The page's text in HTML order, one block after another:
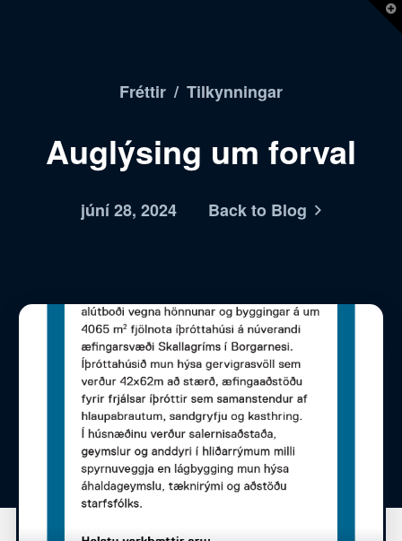
Fréttir / Tilkynningar
Auglýsing um forval
júní 28, 2024 Back to Blog